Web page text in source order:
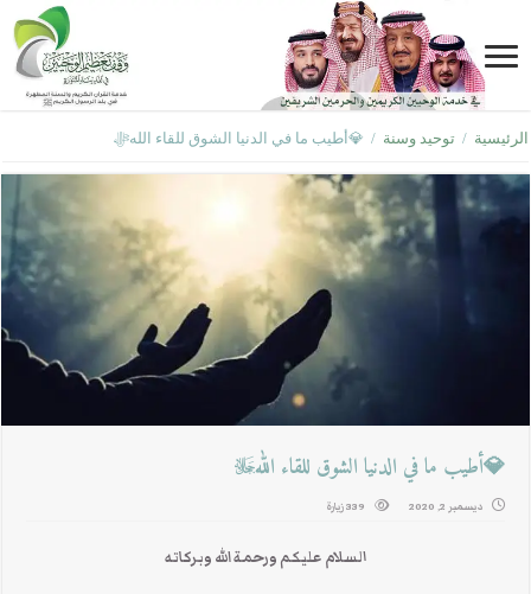
الرئيسية / توحيد وسنة / 💎أطيب ما في الدنيا الشوق للقاء اللهﷻ
💎أطيب ما في الدنيا الشوق للقاء اللهﷻ
ديسمبر 2, 2020 339 زيارة
السلام عليكم ورحمة الله وبركاته